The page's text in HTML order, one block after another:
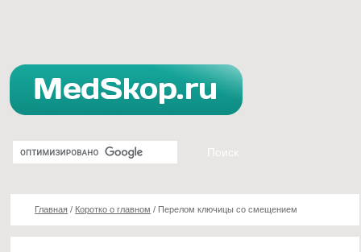
Главная / Коротко о главном / Перелом ключицы со смещением